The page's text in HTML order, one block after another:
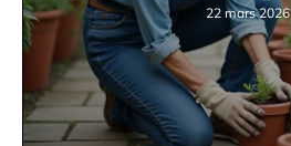
22 mars 2026